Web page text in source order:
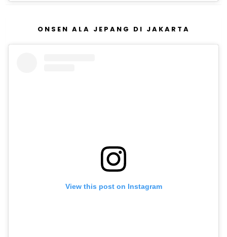
ONSEN ALA JEPANG DI JAKARTA
View this post on Instagram